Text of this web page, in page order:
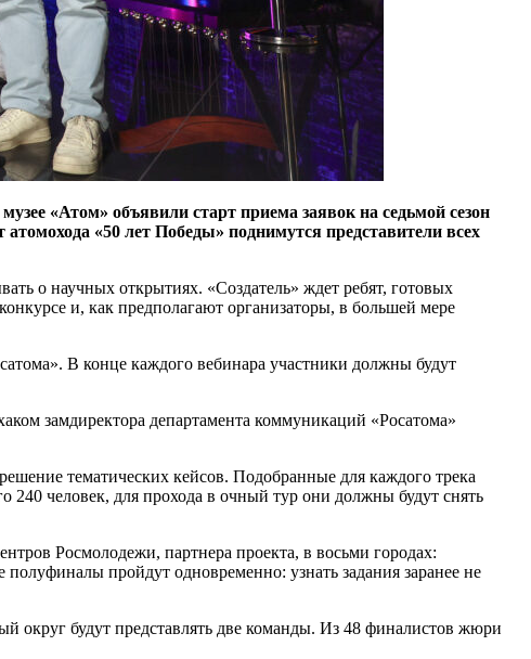
«Атом» объявили старт приема заявок на седьмой сезон
«50 лет Победы» поднимутся представители всех
о научных открытиях. «Создатель» ждет ребят, готовых
и, как предполагают организаторы, в большей мере
В конце каждого вебинара участники должны будут
замдиректора департамента коммуникаций «Росатома»
тематических кейсов. Подобранные для каждого трека
человек, для прохода в очный тур они должны будут снять
Росмолодежи, партнера проекта, в восьми городах:
пройдут одновременно: узнать задания заранее не
округ будут представлять две команды. Из 48 финалистов жюри